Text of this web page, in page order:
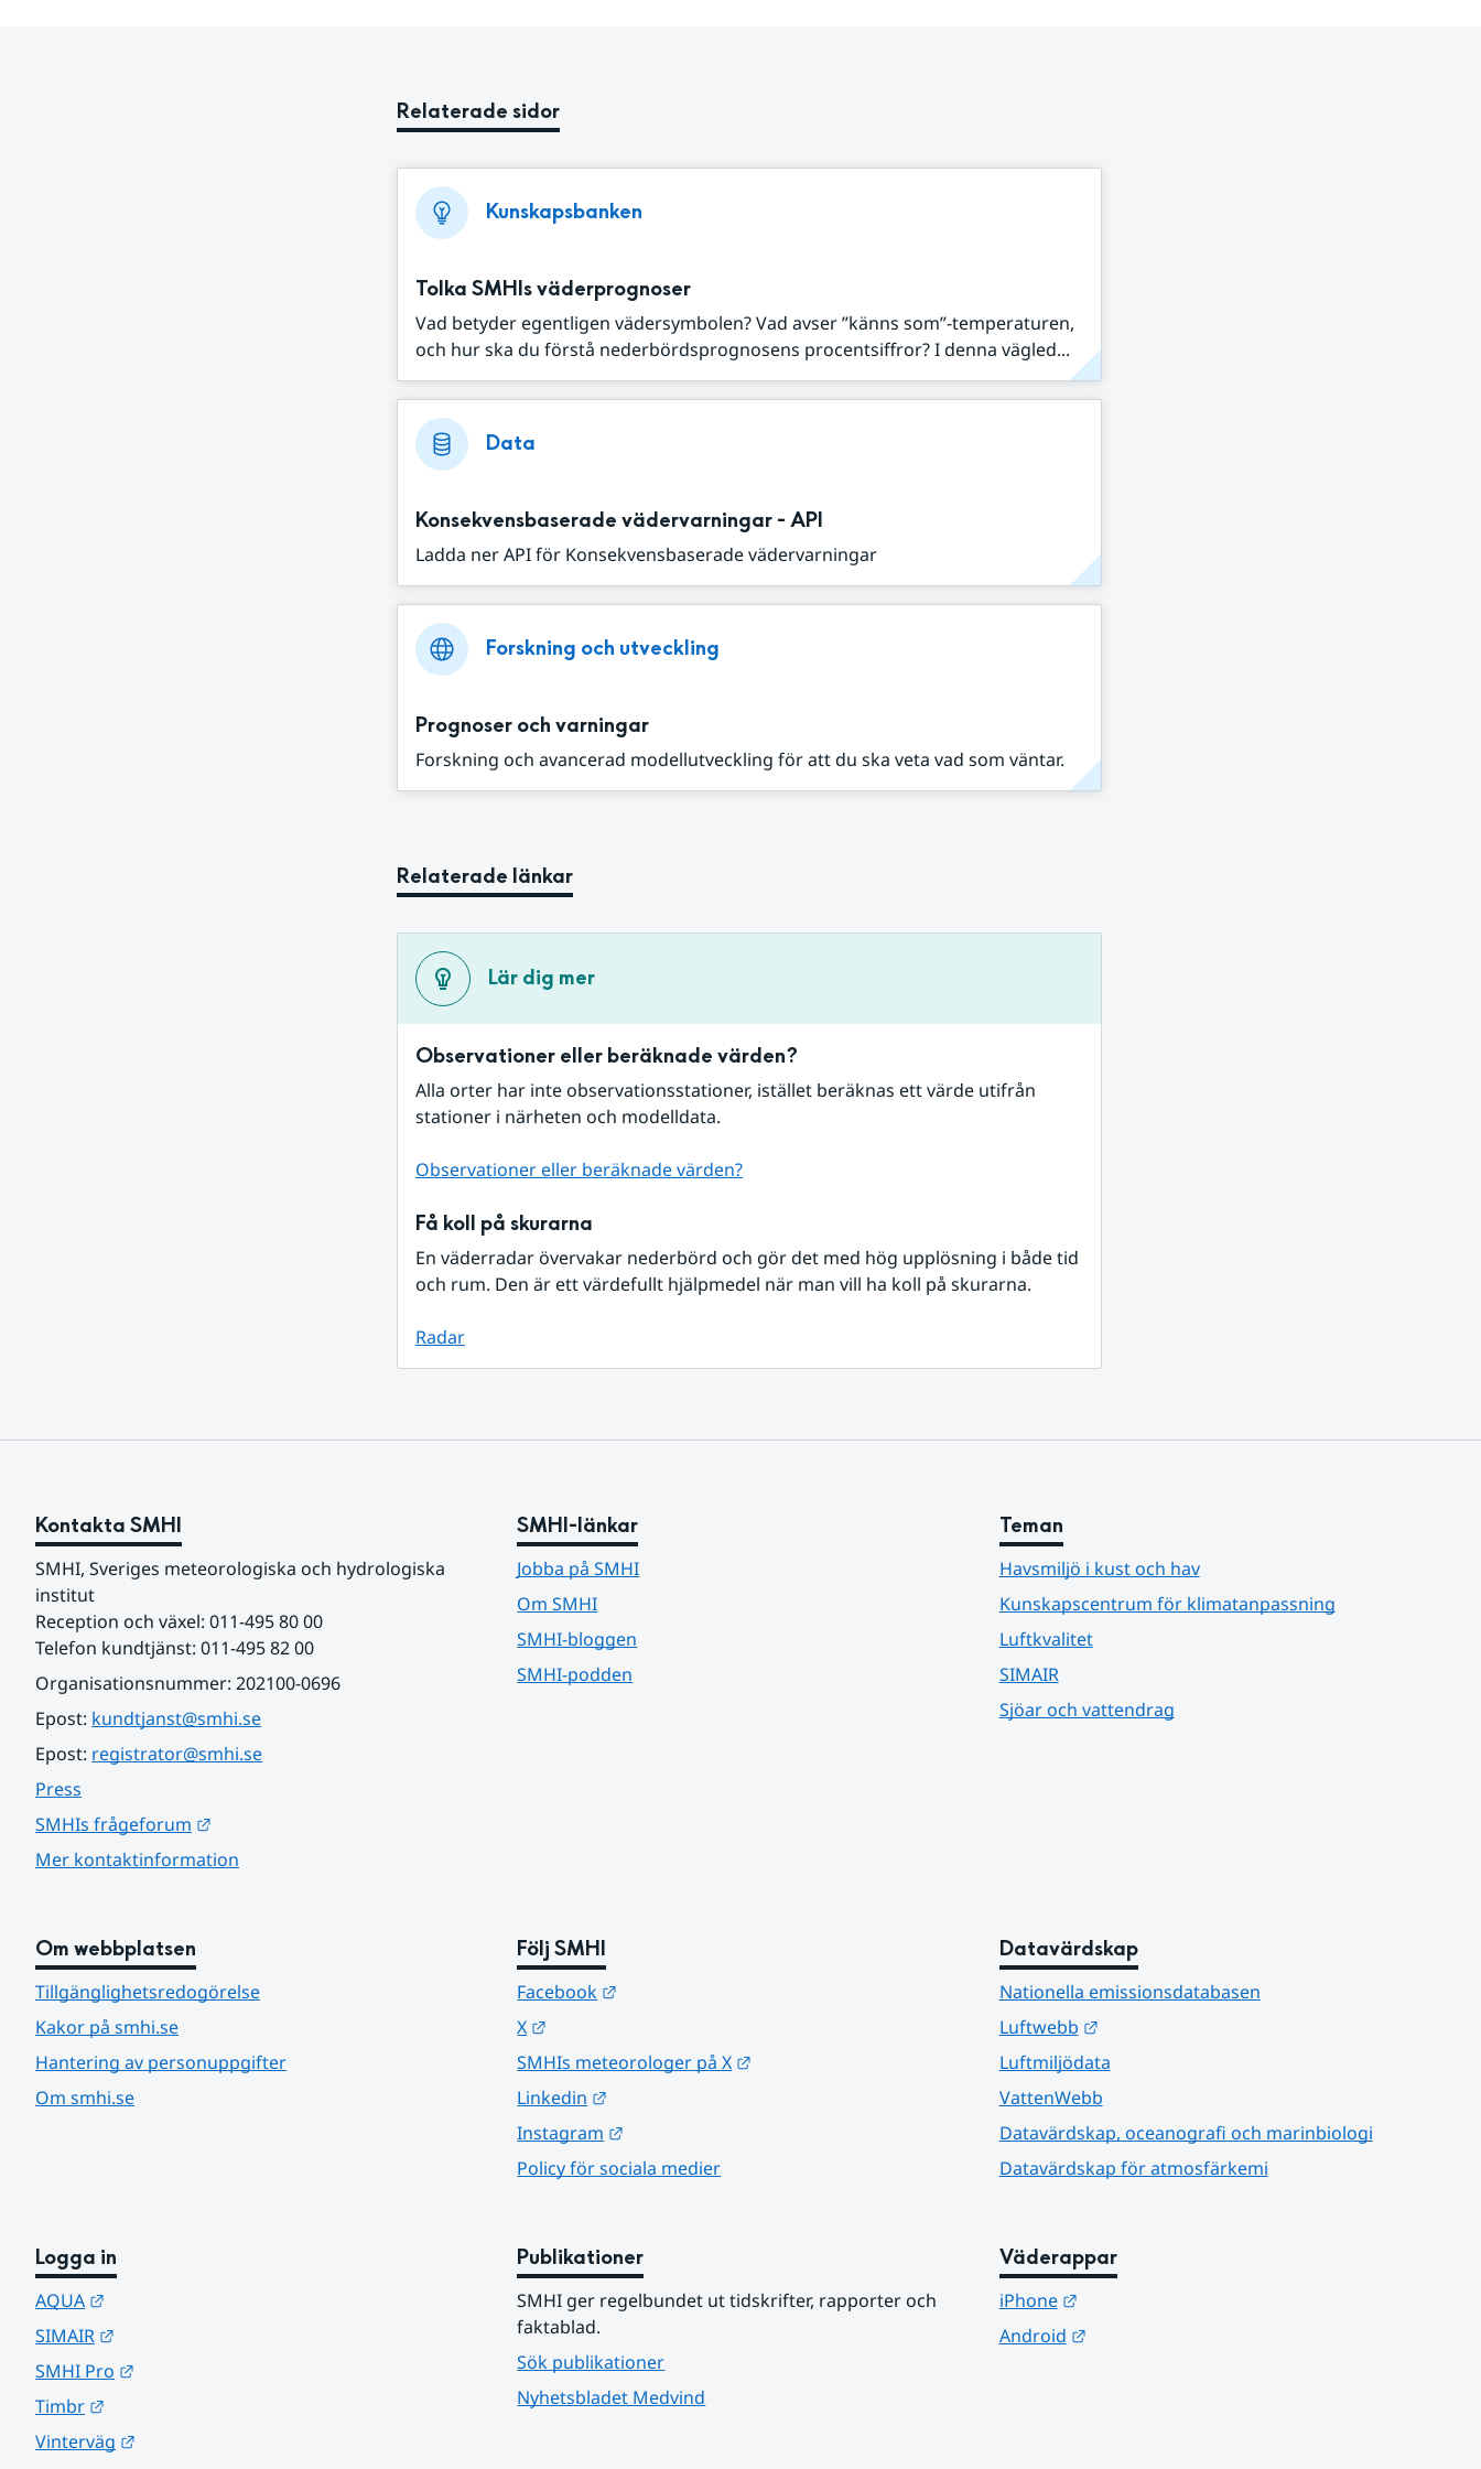
Relaterade sidor
Kunskapsbanken
Tolka SMHIs väderprognoser
Vad betyder egentligen vädersymbolen? Vad avser ”känns som”-temperaturen,
och hur ska du förstå nederbördsprognosens procentsiffror? I denna vägled...
Data
Konsekvensbaserade vädervarningar - API
Ladda ner API för Konsekvensbaserade vädervarningar
Forskning och utveckling
Prognoser och varningar
Forskning och avancerad modellutveckling för att du ska veta vad som väntar.
Relaterade länkar
Lär dig mer
Observationer eller beräknade värden?
Alla orter har inte observationsstationer, istället beräknas ett värde utifrån
stationer i närheten och modelldata.
Observationer eller beräknade värden?
Få koll på skurarna
En väderradar övervakar nederbörd och gör det med hög upplösning i både tid
och rum. Den är ett värdefullt hjälpmedel när man vill ha koll på skurarna.
Radar
Kontakta SMHI
SMHI, Sveriges meteorologiska och hydrologiska
institut
Reception och växel: 011-495 80 00
Telefon kundtjänst: 011-495 82 00
Organisationsnummer: 202100-0696
Epost: kundtjanst@smhi.se
Epost: registrator@smhi.se
Press
SMHIs frågeforum
Mer kontaktinformation
SMHI-länkar
Jobba på SMHI
Om SMHI
SMHI-bloggen
SMHI-podden
Teman
Havsmiljö i kust och hav
Kunskapscentrum för klimatanpassning
Luftkvalitet
SIMAIR
Sjöar och vattendrag
Om webbplatsen
Tillgänglighetsredogörelse
Kakor på smhi.se
Hantering av personuppgifter
Om smhi.se
Följ SMHI
Facebook
X
SMHIs meteorologer på X
Linkedin
Instagram
Policy för sociala medier
Datavärdskap
Nationella emissionsdatabasen
Luftwebb
Länk till annan webbplats.
Luftmiljödata
VattenWebb
Datavärdskap, oceanografi och marinbiologi
Datavärdskap för atmosfärkemi
Logga in
AQUA
SIMAIR
SMHI Pro
Timbr
Vinterväg
Publikationer
SMHI ger regelbundet ut tidskrifter, rapporter och
faktablad.
Sök publikationer
Nyhetsbladet Medvind
Väderappar
iPhone
Länk till annan webbplats.
Android
Länk till annan webbplats.